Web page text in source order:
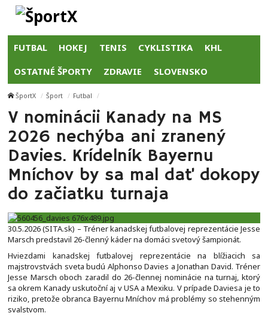
FUTBAL HOKEJ TENIS CYKLISTIKA KHL
OSTATNÉ ŠPORTY ZDRAVIE SLOVENSKO
ŠportX Šport Futbal
V nominácii Kanady na MS
2026 nechýba ani zranený
Davies. Krídelník Bayernu
Mníchov by sa mal dať dokopy
do začiatku turnaja
30.5.2026 (SITA.sk) – Tréner kanadskej futbalovej reprezentácie Jesse
Marsch predstavil 26-členný káder na domáci svetový šampionát.
Hviezdami kanadskej futbalovej reprezentácie na blížiacich sa
majstrovstvách sveta budú Alphonso Davies a Jonathan David. Tréner
Jesse Marsch oboch zaradil do 26-člennej nominácie na turnaj, ktorý
sa okrem Kanady uskutoční aj v USA a Mexiku. V prípade Daviesa je to
riziko, pretože obranca Bayernu Mníchov má problémy so stehenným
svalstvom.